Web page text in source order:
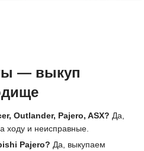
— выкуп
Outlander, Pajero, ASX? Да,
ходу и неисправные.
Pajero? Да, выкупаем